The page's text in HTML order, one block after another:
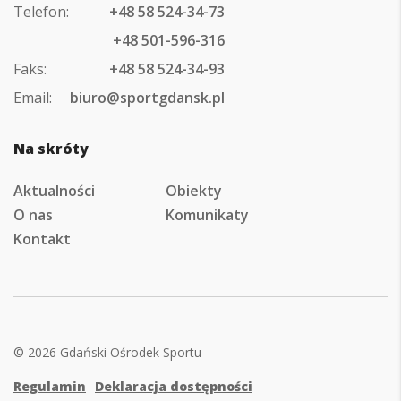
Telefon:
+48 58 524-34-73
+48 501-596-316
Faks:
+48 58 524-34-93
Email:
biuro@sportgdansk.pl
Na skróty
Aktualności
Obiekty
O nas
Komunikaty
Kontakt
© 2026 Gdański Ośrodek Sportu
Regulamin
Deklaracja dostępności